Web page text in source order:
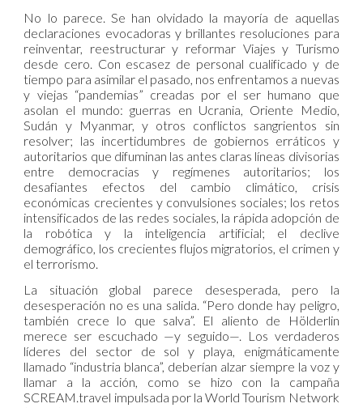
No lo parece. Se han olvidado la mayoría de aquellas
declaraciones evocadoras y brillantes resoluciones para
reinventar, reestructurar y reformar Viajes y Turismo
desde cero. Con escasez de personal cualificado y de
tiempo para asimilar el pasado, nos enfrentamos a nuevas
y viejas “pandemias” creadas por el ser humano que
asolan el mundo: guerras en Ucrania, Oriente Medio,
Sudán y Myanmar, y otros conflictos sangrientos sin
resolver; las incertidumbres de gobiernos erráticos y
autoritarios que difuminan las antes claras líneas divisorias
entre democracias y regímenes autoritarios; los
desafiantes efectos del cambio climático, crisis
económicas crecientes y convulsiones sociales; los retos
intensificados de las redes sociales, la rápida adopción de
la robótica y la inteligencia artificial; el declive
demográfico, los crecientes flujos migratorios, el crimen y
el terrorismo.
La situación global parece desesperada, pero la
desesperación no es una salida. “Pero donde hay peligro,
también crece lo que salva”. El aliento de Hölderlin
merece ser escuchado —y seguido—. Los verdaderos
líderes del sector de sol y playa, enigmáticamente
llamado “industria blanca”, deberían alzar siempre la voz y
llamar a la acción, como se hizo con la campaña
SCREAM.travel impulsada por la World Tourism Network